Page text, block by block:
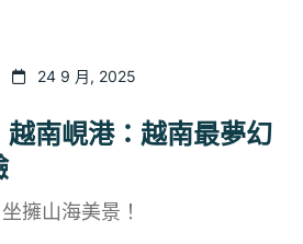
24 9 月, 2025
越南峴港：越南最夢幻
擁山海美景！